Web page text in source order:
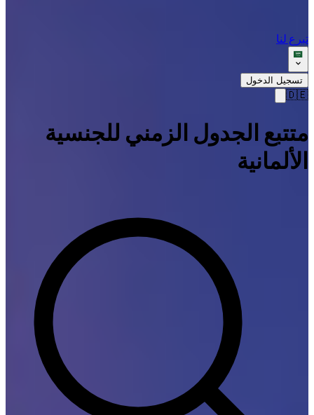
تبرع لنا
تسجيل الدخول
🇩🇪
متتبع الجدول الزمني للجنسية
الألمانية